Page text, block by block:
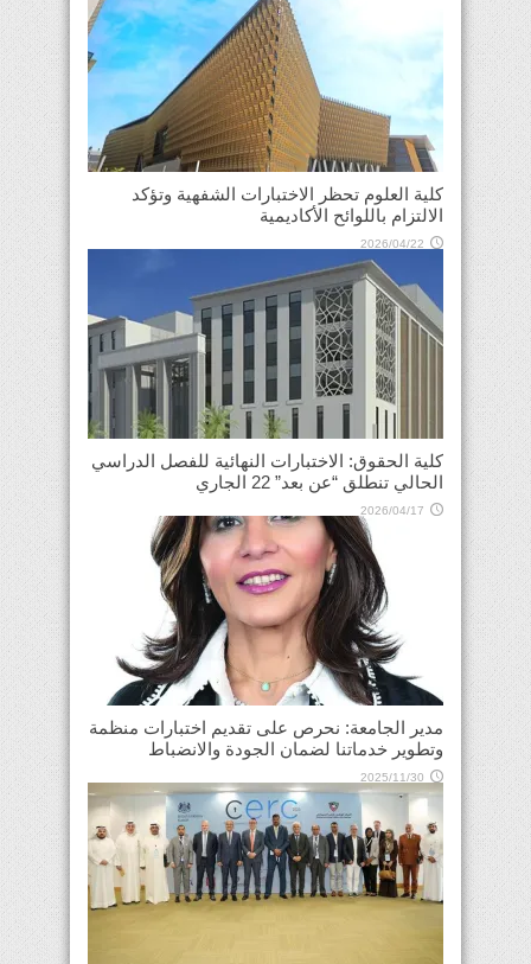
كلية العلوم تحظر الاختبارات الشفهية وتؤكد
الالتزام باللوائح الأكاديمية
2026/04/22
كلية الحقوق: الاختبارات النهائية للفصل الدراسي
الحالي تنطلق “عن بعد” 22 الجاري
2026/04/17
مدير الجامعة: نحرص على تقديم اختبارات منظمة
وتطوير خدماتنا لضمان الجودة والانضباط
2025/11/30